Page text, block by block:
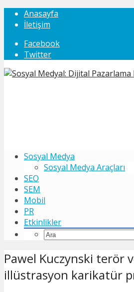
Anasayfa
İletişim
Facebook
Twitter
Sosyal Medya
Sosyal Medya Araçları
SEO
SEM
Mobil
PR
Etkinlikler
Pawel Kuczynski terör
illüstrasyon karikatür